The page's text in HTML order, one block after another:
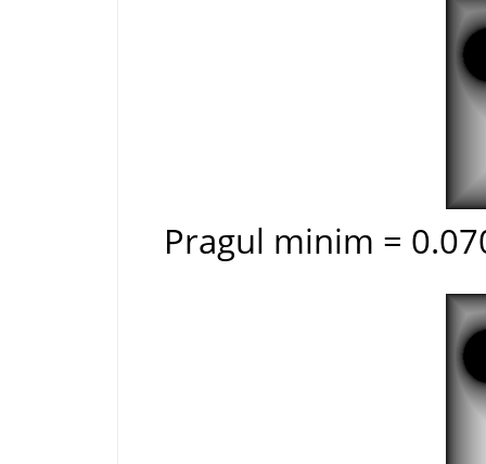
Pragul minim =